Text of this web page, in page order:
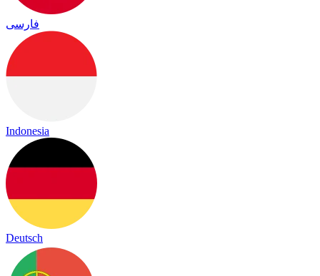
فارسی
Indonesia
Deutsch